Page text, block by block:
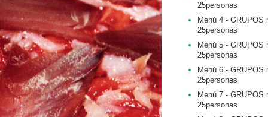
25personas
Menú 4 - GRUPOS
25personas
Menú 5 - GRUPOS
25personas
Menú 6 - GRUPOS
25personas
Menú 7 - GRUPOS
25personas